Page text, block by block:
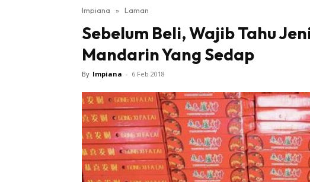
Buletin
Inspirasi
Bilik Air
Bilik Tidur
Ruang Makan
Impiana » Laman
Sebelum Beli, Wajib Tahu
Mandarin Yang Sedap
By Impiana - 6 Feb 2018